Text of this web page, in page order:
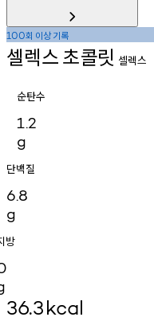
100회 이상기록
셀렉스초콜릿 셀렉스
순탄수
1.2
g
단백질
6.8
g
방
36.3kcal